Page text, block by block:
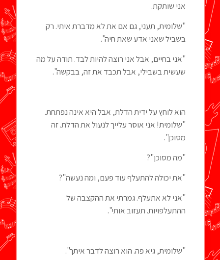
אני שותקת.
"שלומית, תעני, גם אם את לא מדברת איתי. רק
בשביל שאני אדע שאת חיה".
"אני בחיים, אבל אני רוצה להיות לבד. תודה על מה
שעשית בשבילי, אבל תכבד את זה, בבקשה".
הוא לוחץ על ידית הדלת, אבל היא אינה נפתחת.
"שלומית! אני אוסר עלייך לנעול את הדלת. זה
מסוכן".
"מה מסוכן"?
"את יכולה להתעלף עוד פעם, ומה נעשה"?
"אני לא אתעלף. גמרתי את ההקצבה של
ההתעלפויות. תעזוב אותי".
"שלומית, גיא פה. הוא רוצה לדבר איתך".